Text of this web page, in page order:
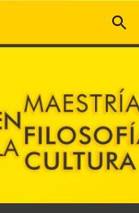
Skip to navigation